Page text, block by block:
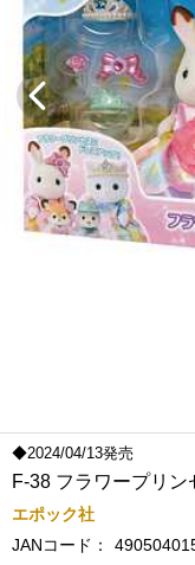
Previous
◆2024/04/13発売
F-38 フラワープリン
エポック社
JANコード：